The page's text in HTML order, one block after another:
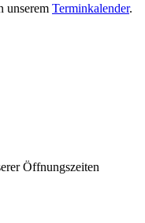
unserem Terminkalender.
Öffnungszeiten